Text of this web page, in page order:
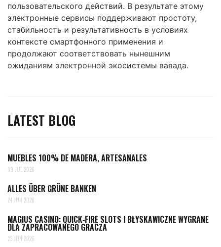
пользовательского действий. В результате этому
электронные сервисы поддерживают простоту,
стабильность и результативность в условиях
контексте смартфонного применения и
продолжают соответствовать нынешним
ожиданиям электронной экосистемы вавада.
LATEST BLOG
MUEBLES 100% DE MADERA, ARTESANALES
09 JUL 2026
ALLES ÜBER GRÜNE BANKEN
24 JUN 2026
MAGIUS CASINO: QUICK‑FIRE SLOTS I BŁYSKAWICZNE WYGRANE
DLA ZAPRACOWANEGO GRACZA
23 JUN 2026